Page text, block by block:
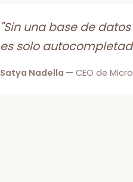
"Sin una base de
es solo
Satya Nadella — CEO de